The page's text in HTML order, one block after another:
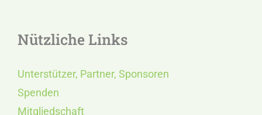
Nützliche Links
Unterstützer, Partner, Sponsoren
Spenden
Mitgliedschaft